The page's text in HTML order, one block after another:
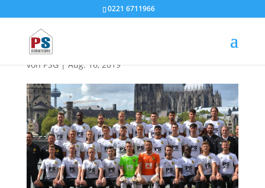
0221 6711966
ps sponsor deutz
vonPSG|Aug. 16, 2019